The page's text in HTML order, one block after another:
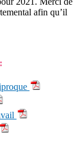
afin qu’il